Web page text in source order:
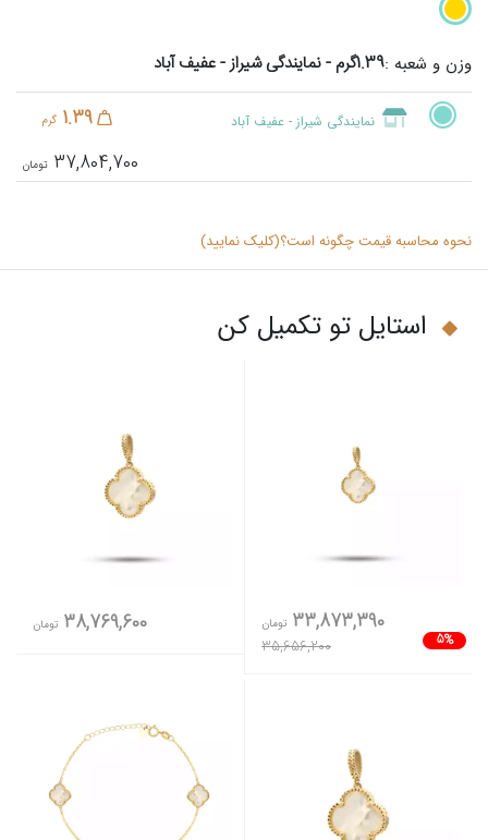
وزن و شعبه :1.39گرم - نمایندگی شیراز - عفیف آباد
نمایندگی شیراز - عفیف آباد 1.39 گرم
37,804,700
نحوه محاسبه قیمت چگونه است؟(کلیک نمایید)
استایل تو تکمیل کن
5%
33,873,390 تومان
35,656,200
38,769,600 تومان